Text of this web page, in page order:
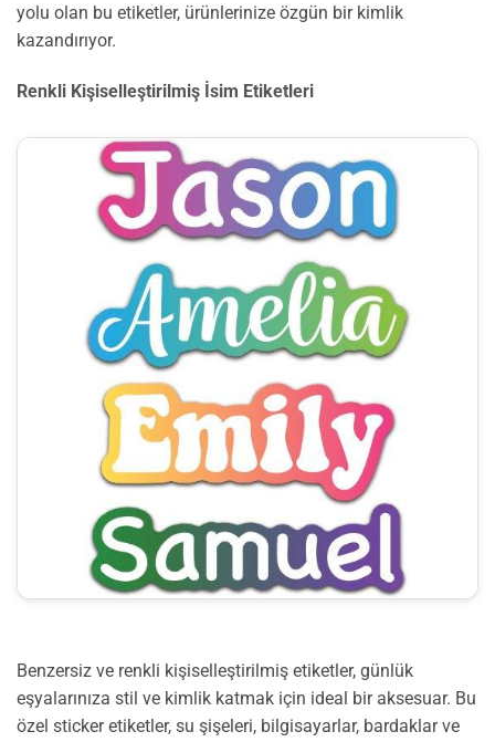
yolu olan bu etiketler, ürünlerinize özgün bir kimlik
kazandırıyor.
Renkli Kişiselleştirilmiş İsim Etiketleri
Benzersiz ve renkli kişiselleştirilmiş etiketler, günlük
eşyalarınıza stil ve kimlik katmak için ideal bir aksesuar. Bu
özel sticker etiketler, su şişeleri, bilgisayarlar, bardaklar ve